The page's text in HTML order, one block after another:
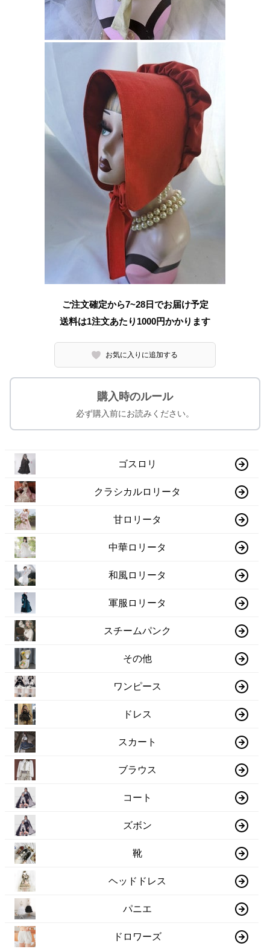
ご注文確定から7~28日でお届け予定
送料は1注文あたり 1000円かかります
お気に入りに追加する
購入時のルール
必ず購入前にお読みください。
ゴスロリ
クラシカルロリータ
甘ロリータ
中華ロリータ
和風ロリータ
軍服ロリータ
スチームパンク
その他
ワンピース
ドレス
スカート
ブラウス
コート
ズボン
靴
ヘッドドレス
パニエ
ドロワーズ